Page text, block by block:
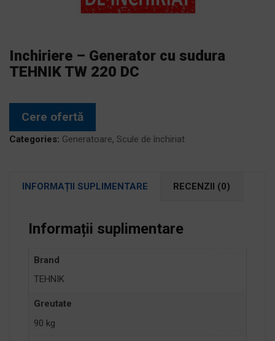
Inchiriere – Generator cu sudura
TEHNIK TW 220 DC
Cere ofertă
Categories: Generatoare, Scule de închiriat
INFORMAȚII SUPLIMENTARE RECENZII (0)
Informații suplimentare
Brand
TEHNIK
Greutate
90 kg